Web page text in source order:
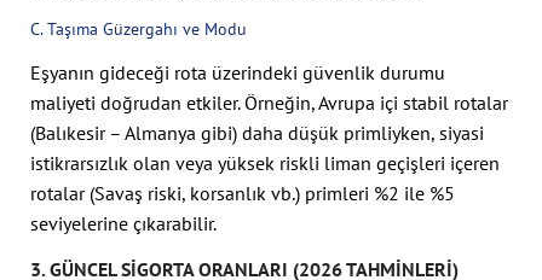
C. Taşıma Güzergahı ve Modu
Eşyanın gideceği rota üzerindeki güvenlik durumu
maliyeti doğrudan etkiler. Örneğin, Avrupa içi stabil rotalar
(Balıkesir – Almanya gibi) daha düşük primliyken, siyasi
istikrarsızlık olan veya yüksek riskli liman geçişleri içeren
rotalar (Savaş riski, korsanlık vb.) primleri %2 ile %5
seviyelerine çıkarabilir.
3. GÜNCEL SIGORTA ORANLARI (2026 TAHMINLERI)